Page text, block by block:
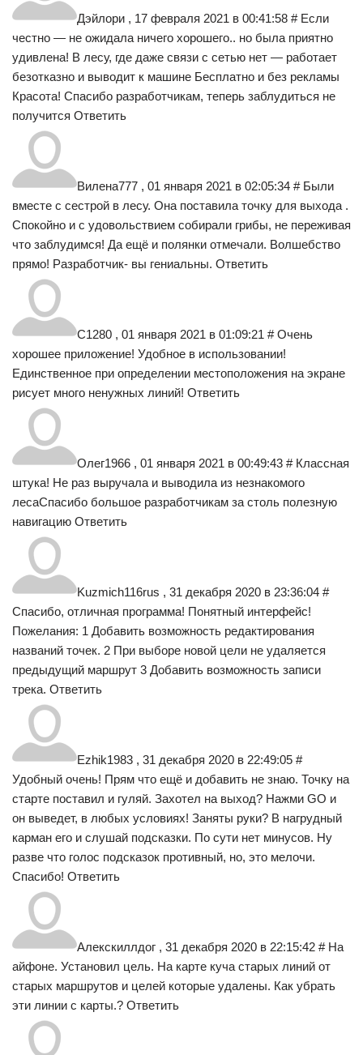
Дэйлори , 17 февраля 2021 в 00:41:58 # Если
честно — не ожидала ничего хорошего.. но была приятно
удивлена! В лесу, где даже связи с сетью нет — работает
безотказно и выводит к машине Бесплатно и без рекламы
Красота! Спасибо разработчикам, теперь заблудиться не
получится Ответить
Вилена777 , 01 января 2021 в 02:05:34 # Были
вместе с сестрой в лесу. Она поставила точку для выхода .
Спокойно и с удовольствием собирали грибы, не переживая
что заблудимся! Да ещё и полянки отмечали. Волшебство
прямо! Разработчик- вы гениальны. Ответить
С1280 , 01 января 2021 в 01:09:21 # Очень
хорошее приложение! Удобное в использовании!
Единственное при определении местоположения на экране
рисует много ненужных линий! Ответить
Олег1966 , 01 января 2021 в 00:49:43 # Классная
штука! Не раз выручала и выводила из незнакомого
лесаСпасибо большое разработчикам за столь полезную
навигацию Ответить
Kuzmich116rus , 31 декабря 2020 в 23:36:04 #
Спасибо, отличная программа! Понятный интерфейс!
Пожелания: 1 Добавить возможность редактирования
названий точек. 2 При выборе новой цели не удаляется
предыдущий маршрут 3 Добавить возможность записи
трека. Ответить
Ezhik1983 , 31 декабря 2020 в 22:49:05 #
Удобный очень! Прям что ещё и добавить не знаю. Точку на
старте поставил и гуляй. Захотел на выход? Нажми GO и
он выведет, в любых условиях! Заняты руки? В нагрудный
карман его и слушай подсказки. По сути нет минусов. Ну
разве что голос подсказок противный, но, это мелочи.
Спасибо! Ответить
Алекскиллдог , 31 декабря 2020 в 22:15:42 # На
айфоне. Установил цель. На карте куча старых линий от
старых маршрутов и целей которые удалены. Как убрать
эти линии с карты.? Ответить